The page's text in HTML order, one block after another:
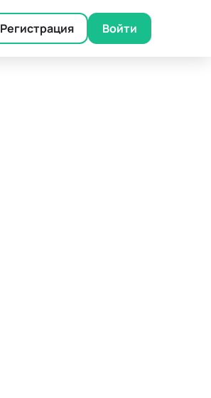
Регистрация Войти